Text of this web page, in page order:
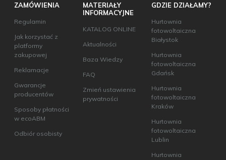
ZAMÓWIENIA
Regulamin
Jak korzystać z
platformy
zakupowej
Reklamacje
Gwarancje
producentów
Sposoby płatności
w ecoABM
Odbiór osobisty
MATERIAŁY
INFORMACYJNE
KATALOG ONLINE
Aktualności
Baza Wiedzy
FAQ
Zmień ustawienia
prywatności
GDZIE DZIAŁAMY?
Hurtownia
fotowoltaiczna
Białystok
Hurtownia
fotowoltaiczna
Gdańsk
Hurtownia
fotowoltaiczna
Kraków
Hurtownia
fotowoltaiczna
Lublin
Hurtownia